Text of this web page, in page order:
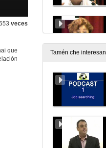
veces
que
Tamén che interesan